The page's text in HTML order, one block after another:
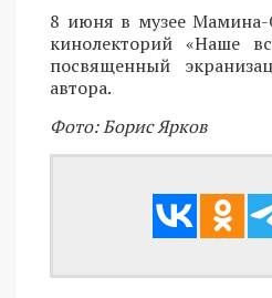
8 июня в музее Мамина-
кинолекторий «Наше
посвященный
автора.
Фото: Борис Ярков